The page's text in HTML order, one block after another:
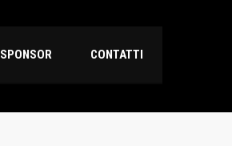
SPONSOR CONTATTI